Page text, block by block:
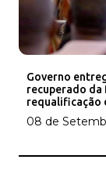
Governo
recuperado da
requalificação
08 de